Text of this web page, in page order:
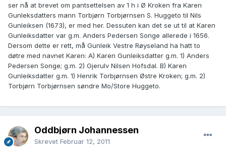
ser nå at brevet om pantsettelsen av 1 h i Ø Kroken fra Karen
Gunleksdatters mann Torbjørn Torbjørnsen S. Huggeto til Nils
Gunleiksen (1673), er med her. Dessuten kan det se ut til at Karen
Gunleiksdatter var g.m. Anders Pedersen Songe allerede i 1656.
Dersom dette er rett, må Gunleik Vestre Røyseland ha hatt to
døtre med navnet Karen: A) Karen Gunleiksdatter g.m. 1) Anders
Pedersen Songe; g.m. 2) Gjerulv Nilsen Hofsdal. B) Karen
Gunleiksdatter g.m. 1) Henrik Torbjørnsen Østre Kroken; g.m. 2)
Torbjørn Torbjørnsen søndre Mo/Store Huggeto.
Oddbjørn Johannessen
Skrevet Februar 12, 2011